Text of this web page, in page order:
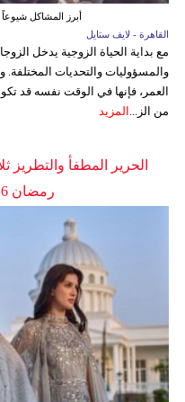
أبرز المشاكل
القاهرة - لايف ستايل
مع بداية الحياة الزوجية يدخل
والمسؤوليات والتحديات
العمر، فإنها في الوقت نفسه قد
من الز...
المزيد
الحرير المطفأ والتطريز
رمضان 2026 لدى شالكي